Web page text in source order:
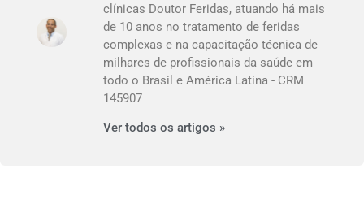
clínicas Doutor Feridas, atuando há mais
de 10 anos no tratamento de feridas
complexas e na capacitação técnica de
milhares de profissionais da saúde em
todo o Brasil e América Latina - CRM
145907
Ver todos os artigos »